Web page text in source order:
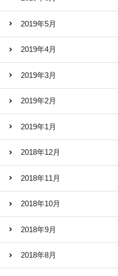
2019年5月
2019年4月
2019年3月
2019年2月
2019年1月
2018年12月
2018年11月
2018年10月
2018年9月
2018年8月